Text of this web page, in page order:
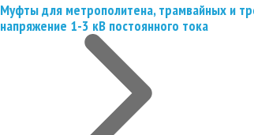
Муфты для метрополитена, трамвайных и
напряжение 1-3 кВ постоянного тока